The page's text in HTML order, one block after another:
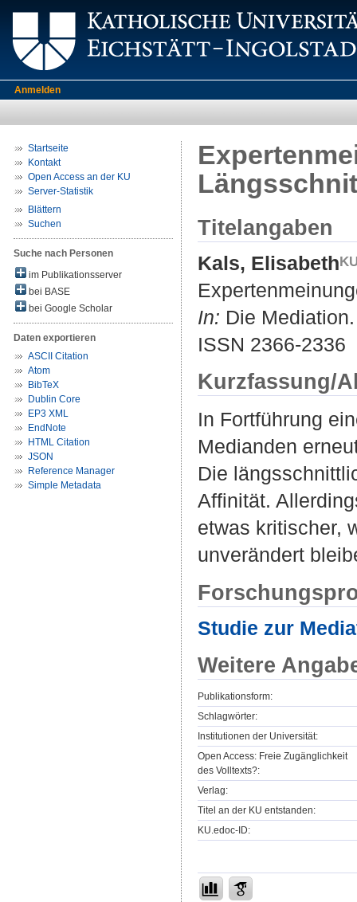
Anmelden
Startseite
Kontakt
Open Access an der KU
Server-Statistik
Blättern
Suchen
Suche nach Personen
im Publikationsserver
bei BASE
bei Google Scholar
Daten exportieren
ASCII Citation
Atom
BibTeX
Dublin Core
EP3 XML
EndNote
HTML Citation
JSON
Reference Manager
Simple Metadata
Titelangaben
Kals, Elisabeth
In: Die
ISSN 2366-2336
Kurzfassung/
In Fortführung
Medianden
Die
Affinität.
etwas kritischer,
unverändert
Studie zur
Weitere
Publikationsform:
Schlagwörter:
Institutionen der Universität:
Open Access: Freie Zugänglichkeit
des Volltexts?:
Verlag:
Titel an der KU entstanden:
KU.edoc-ID: